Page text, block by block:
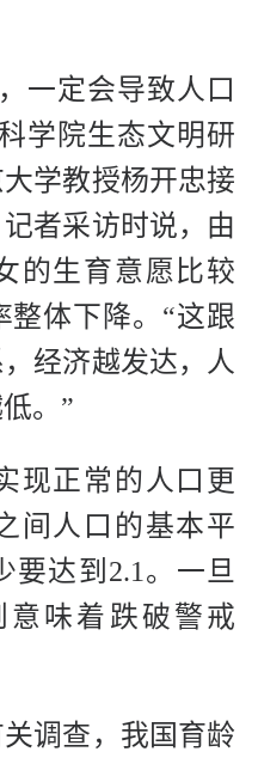
一定会导致人口
学院生态文明研
学教授杨开忠接
者采访时说，由
的生育意愿比较
整体下降。“这跟
经济越发达，人
。”
现正常的人口更
间人口的基本平
要达到2.1。一旦
意味着跌破警戒
调查，我国育龄